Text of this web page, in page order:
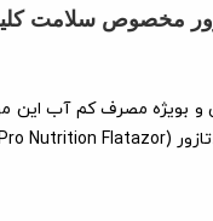
مخصوص سلامت
بویژه مصرف کم آب این